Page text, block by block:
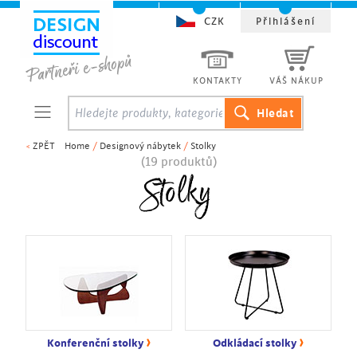
< ZPĚT Home / Designový nábytek / Stolky
(19 produktů)
Stolky
Konferenční stolky › Odkládací stolky ›
KONTAKTY VÁŠ NÁKUP
CZK Přihlášení